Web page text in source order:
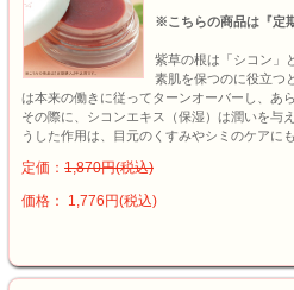
※こちらの商品は『定
紫草の根は「シコン」
素肌を保つのに役立つ
は本来の働きに従ってターンオーバーし、あ
その際に、シコンエキス（保湿）は潤いを与
うした作用は、目元のくすみやシミのケアに
定価： 1,870円(税込)
価格： 1,776円(税込)